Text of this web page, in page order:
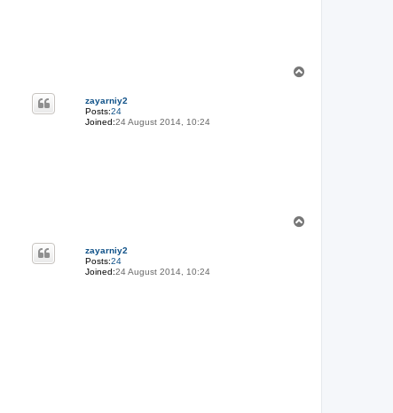
zayarniy2
Posts:24
Joined:24 August 2014, 10:24
zayarniy2
Posts:24
Joined:24 August 2014, 10:24